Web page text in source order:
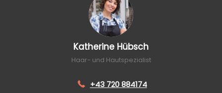
Katherine Hübsch
Haar- und Hautspezialist
+43 720 884174